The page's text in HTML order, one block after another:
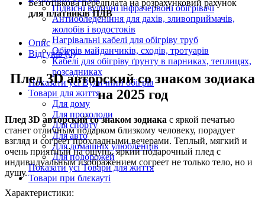
Підвісні вуличні інфрачервоні обігрівачі
Антиобледеніння для дахів, зливоприймачів,
жолобів і водостоків
Нагрівальні кабелі для обігріву труб
Обігрів майданчиків, сходів, тротуарів
Кабелі для обігріву ґрунту в парниках, теплицях,
розсадниках
Показати усі Вуличний обігрів
Товари для життя
Для дому
Для прохолоди
Для спорту
Для авто
Для домашніх улюбленців
Для подорожей
Показати усі Товари для життя
Товари при блєкауті
Безготівкова передплата на розрахунковий рахунок
для платників ПДВ
Опис
Відгуків (0)
Плед 3D авторский со знаком зодиака
на 2025 год
Плед 3D авторский со знаком зодиака с яркой печатью
станет отличным подарком близкому человеку, порадует
взгляд и согреет прохладными вечерами. Теплый, мягкий и
очень приятный на ощупь, яркий подарочный плед с
индивидуальным изображением согреет не только тело, но и
душу.
Характеристики: